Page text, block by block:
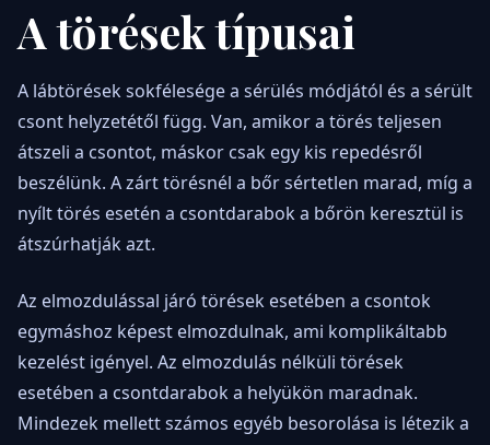
A törések típusai
A lábtörések sokfélesége a sérülés módjától és a sérült
csont helyzetétől függ. Van, amikor a törés teljesen
átszeli a csontot, máskor csak egy kis repedésről
beszélünk. A zárt törésnél a bőr sértetlen marad, míg a
nyílt törés esetén a csontdarabok a bőrön keresztül is
átszúrhatják azt.
Az elmozdulással járó törések esetében a csontok
egymáshoz képest elmozdulnak, ami komplikáltabb
kezelést igényel. Az elmozdulás nélküli törések
esetében a csontdarabok a helyükön maradnak.
Mindezek mellett számos egyéb besorolása is létezik a